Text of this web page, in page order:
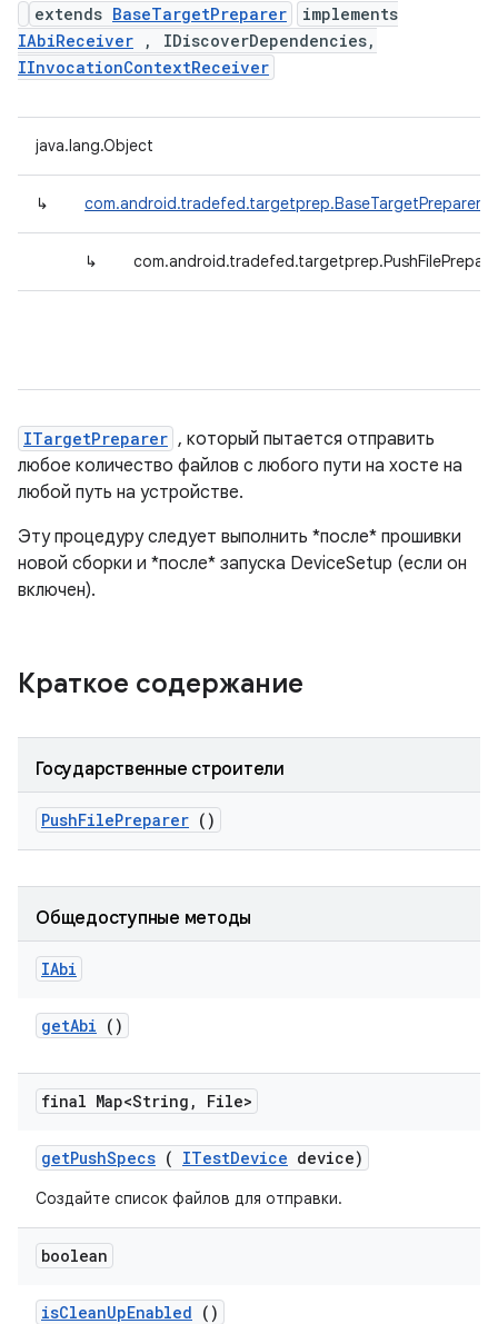
extends BaseTargetPreparer
implements
IAbiReceiver , IDiscoverDependencies,
IInvocationContextReceiver
java.lang.Object
↳ com.android.tradefed.targetprep.BaseTargetPreparer
↳
ITargetPreparer , который пытается отправить
любое количество файлов с любого пути на хосте на
любой путь на устройстве.
Эту процедуру следует выполнить *после* прошивки
новой сборки и *после* запуска DeviceSetup (если он
включен).
Краткое содержание
Государственные строители
PushFilePreparer ()
Общедоступные методы
IAbi
getAbi ()
final Map<String , File>
getPushSpecs ( ITestDevice device)
Создайте список файлов для отправки.
boolean
isCleanUpEnabled ()